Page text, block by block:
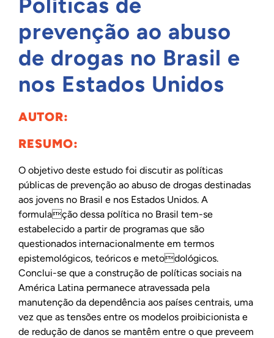
BIBLIOTECA
prevenção ao abuso
de drogas no Brasil e
nos Estados Unidos
AUTOR:
RESUMO:
O objetivo deste estudo foi discutir as políticas
públicas de prevenção ao abuso de drogas destinadas
aos jovens no Brasil e nos Estados Unidos. A
formulação dessa política no Brasil tem-se
estabelecido a partir de programas que são
questionados internacionalmente em termos
epistemológicos, teóricos e metodológicos.
Conclui-se que a construção de políticas sociais na
América Latina permanece atravessada pela
manutenção da dependência aos países centrais, uma
vez que as tensões entre os modelos proibicionista e
de redução de danos se mantêm entre o que preveem